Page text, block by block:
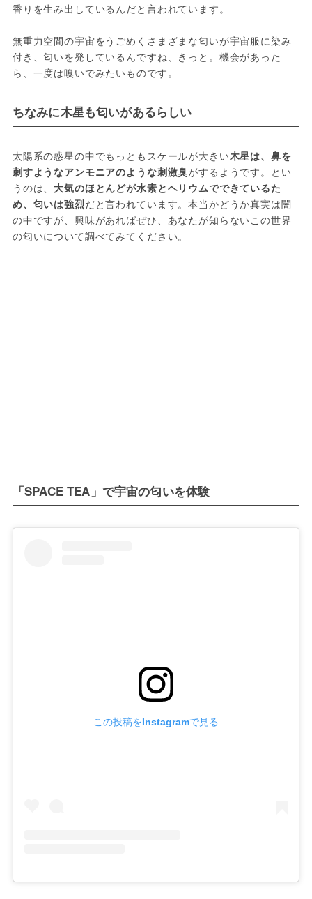
香りを生み出しているんだと言われています。
無重力空間の宇宙をうごめくさまざまな匂いが宇宙服に染み
付き、匂いを発しているんですね、きっと。機会があった
ら、一度は嗅いでみたいものです。
ちなみに木星も匂いがあるらしい
太陽系の惑星の中でもっともスケールが大きい木星は、鼻を
刺すようなアンモニアのような刺激臭がするようです。とい
うのは、 大気のほとんどが水素とヘリウムでできているた
め、匂いは強烈だと言われています。本当かどうか真実は闇
の中ですが、興味があればぜひ、あなたが知らないこの世界
の匂いについて調べてみてください。
「SPACE TEA」で宇宙の匂いを体験
この投稿をInstagramで見る